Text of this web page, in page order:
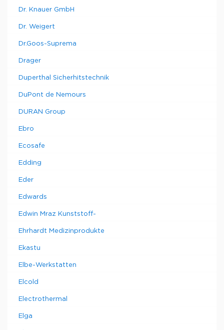
Dr. Knauer GmbH
Dr. Weigert
Dr.Goos-Suprema
Drager
Duperthal Sicherhitstechnik
DuPont de Nemours
DURAN Group
Ebro
Ecosafe
Edding
Eder
Edwards
Edwin Mraz Kunststoff-
Ehrhardt Medizinprodukte
Ekastu
Elbe-Werkstatten
Elcold
Electrothermal
Elga